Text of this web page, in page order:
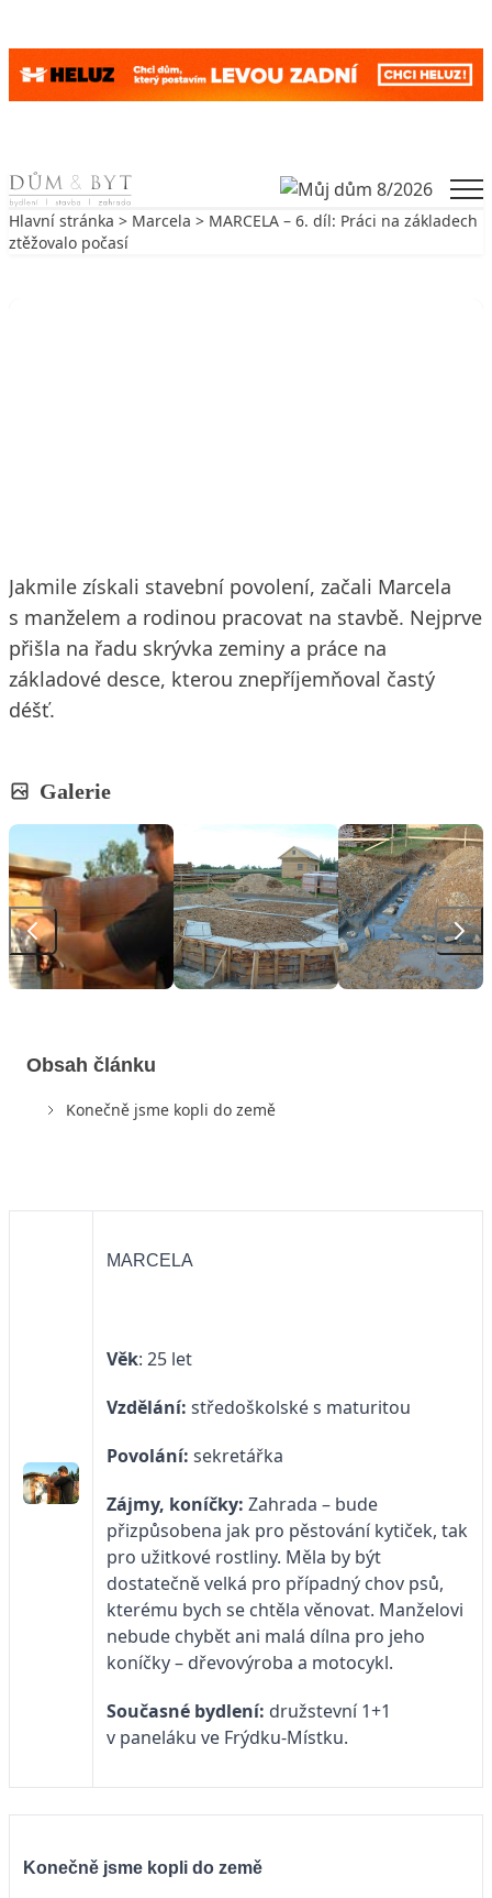
Skip to content
Hlavní stránka > Marcela > MARCELA – 6. díl: Práci na základech
ztěžovalo počasí
Jakmile získali stavební povolení, začali Marcela
s manželem a rodinou pracovat na stavbě. Nejprve
přišla na řadu skrývka zeminy a práce na
základové desce, kterou znepříjemňoval častý
déšť.
Galerie
Obsah článku
Konečně jsme kopli do země
MARCELA
Věk: 25 let
Vzdělání: středoškolské s maturitou
Povolání: sekretářka
Zájmy, koníčky: Zahrada – bude
přizpůsobena jak pro pěstování kytiček, tak
pro užitkové rostliny. Měla by být
dostatečně velká pro případný chov psů,
kterému bych se chtěla věnovat. Manželovi
nebude chybět ani malá dílna pro jeho
koníčky – dřevovýroba a motocykl.
Současné bydlení: družstevní 1+1
v paneláku ve Frýdku-Místku.
Konečně jsme kopli do země